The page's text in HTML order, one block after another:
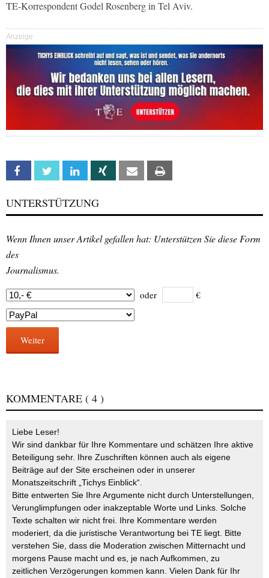
TE-Korrespondent Godel Rosenberg in Tel Aviv.
Anzeige
Facebook Twitter Linkedin Xing Email
UNTERSTÜTZUNG
Wenn Ihnen unser Artikel gefallen hat: Unterstützen Sie diese Form
des
Journalismus.
oder €
Weiter
KOMMENTARE ( 4 )
Liebe Leser!
Wir sind dankbar für Ihre Kommentare und schätzen Ihre aktive
Beteiligung sehr. Ihre Zuschriften können auch als eigene
Beiträge auf der Site erscheinen oder in unserer
Monatszeitschrift „Tichys Einblick“.
Bitte entwerten Sie Ihre Argumente nicht durch Unterstellungen,
Verunglimpfungen oder inakzeptable Worte und Links. Solche
Texte schalten wir nicht frei. Ihre Kommentare werden
moderiert, da die juristische Verantwortung bei TE liegt. Bitte
verstehen Sie, dass die Moderation zwischen Mitternacht und
morgens Pause macht und es, je nach Aufkommen, zu
zeitlichen Verzögerungen kommen kann. Vielen Dank für Ihr